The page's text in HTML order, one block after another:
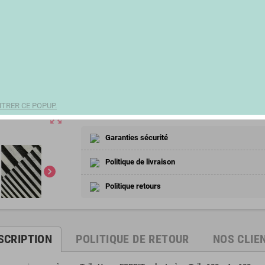
zoom_out_map
chevron_right
Garanties sécurité
Politique de livraison
Politique retours
POLITIQUE DE RETOUR NOS
CE POPUP.